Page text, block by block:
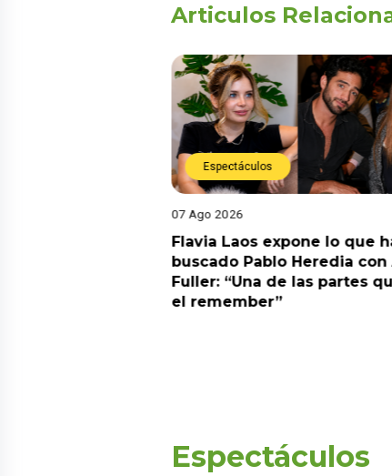
Articulos
Espectáculos
07 Ago 2026
Flavia Laos expone lo que
buscado Pablo Heredia con
Fuller: “Una de las partes
el remember”
Espectáculos